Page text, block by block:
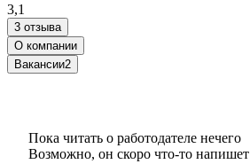
3,1
3 отзыва
О компании
Вакансии2
Пока читать о работодателе нечего
Возможно, он скоро что‑то напишет